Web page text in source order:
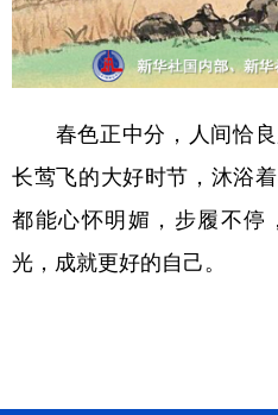
春色正中分，人间恰良
长莺飞的大好时节，沐浴
都能心怀明媚，步履不停
光，成就更好的自己。